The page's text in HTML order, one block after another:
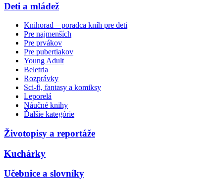
Deti a mládež
Knihorad – poradca kníh pre deti
Pre najmenších
Pre prvákov
Pre pubertiakov
Young Adult
Beletria
Rozprávky
Sci-fi, fantasy a komiksy
Leporelá
Náučné knihy
Ďalšie kategórie
Životopisy a reportáže
Kuchárky
Učebnice a slovníky